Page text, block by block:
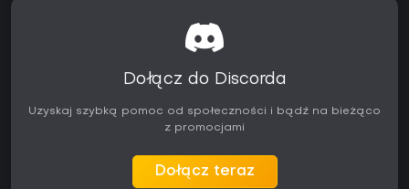
Dołącz do Discorda
Uzyskaj szybką pomoc od społeczności i bądź na bieżąco
z promocjami
Dołącz teraz